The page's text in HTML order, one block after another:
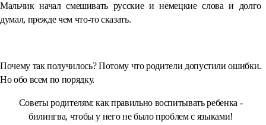
Мальчик начал смешивать русские и немецкие слова и долго
думал, прежде чем что-то сказать.
Почему так получилось? Потому что родители допустили ошибки.
Но обо всем по порядку.
Советы родителям: как правильно воспитывать ребенка -
билингва, чтобы у него не было проблем с языками!